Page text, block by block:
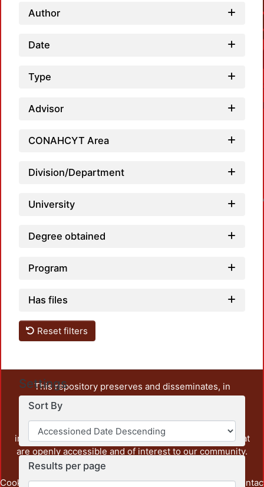
Author
Date
Type
Advisor
CONAHCYT Area
Division/Department
University
Degree obtained
Program
Has files
Reset filters
Settings
Sort By
Results per page
This repository preserves and disseminates, in
unrestricted open access, the teaching and research
output of UAM Azcapotzalco. It also includes some
administrative and graphic documents from the
institution, as well as content from other institutions that
are openly accessible and of interest to our community.
Cookie Privacy End User Send